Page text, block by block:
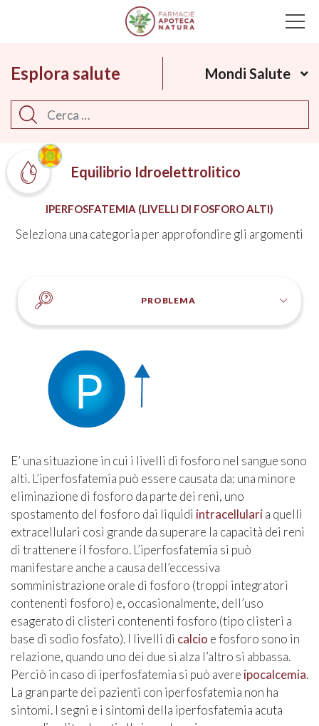
Main Navigation
Esplora salute Mondi Salute
Cerca
Equilibrio Idroelettrolitico
IPERFOSFATEMIA (LIVELLI DI FOSFORO ALTI)
Seleziona una categoria per approfondire gli argomenti
PROBLEMA
E’ una situazione in cui i livelli di fosforo nel sangue sono
alti. L’iperfosfatemia può essere causata da: una minore
eliminazione di fosforo da parte dei reni, uno
spostamento del fosforo dai liquidi intracellularia quelli
extracellulari così grande da superare la capacità dei reni
di trattenere il fosforo. L’iperfosfatemia si può
manifestare anche a causa dell’eccessiva
somministrazione orale di fosforo (troppi integratori
contenenti fosforo) e, occasionalmente, dell’uso
esagerato di clisteri contenenti fosforo (tipo clisteri a
base di sodio fosfato). I livelli di calcio e fosforo sono in
relazione, quando uno dei due si alza l’altro si abbassa.
Perciò in caso di iperfosfatemia si può avere ipocalcemia.
La gran parte dei pazienti con iperfosfatemia non ha
sintomi. I segni e i sintomi della iperfosfatemia acuta